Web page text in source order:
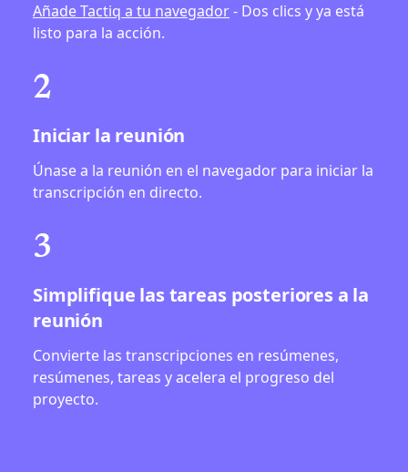
Añade Tactiq a tu navegador- Dos clics y ya está
listo para la acción.
2
Iniciar la reunión
Únase a la reunión en el navegador para iniciar la
transcripción en directo.
3
Simplifique las tareas posteriores a la
reunión
Convierte las transcripciones en resúmenes,
resúmenes, tareas y acelera el progreso del
proyecto.